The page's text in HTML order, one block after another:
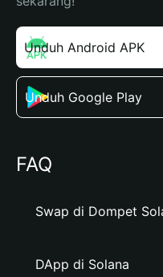
Unduh Android APK
Unduh Google Play
FAQ
Swap di Dompet
DApp di Solana